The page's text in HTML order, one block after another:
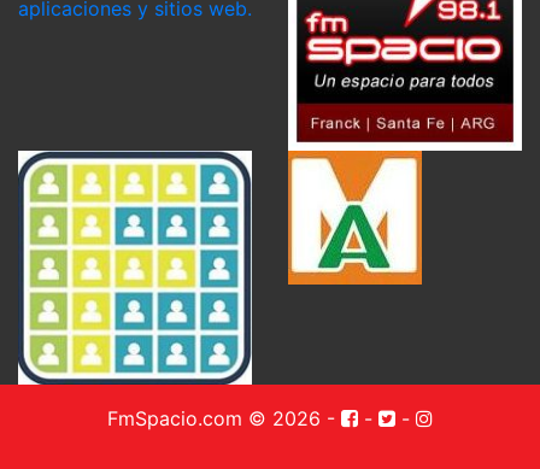
FmSpacio.com © 2026 - - -